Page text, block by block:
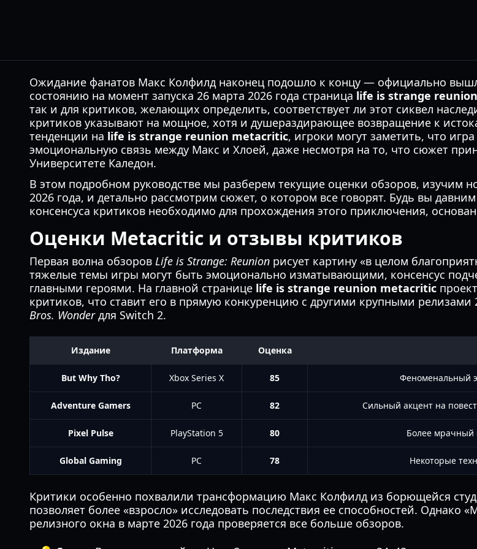
Ожидание фанатов Макс Колфилд наконец подошло к концу — официально
состоянию на момент запуска 26 марта 2026 года страница life is strange
так и для критиков, желающих определить, соответствует ли этот сиквел
критиков указывают на мощное, хотя и душераздирающее возвращение к
тенденции на life is strange reunion metacritic, игроки могут заметить, что
эмоциональную связь между Макс и Хлоей, даже несмотря на то, что сюжет
Университете Каледон.
В этом подробном руководстве мы разберем текущие оценки обзоров, изучим
2026 года, и детально рассмотрим сюжет, о котором все говорят. Будь вы
консенсуса критиков необходимо для прохождения этого приключения,
Оценки Metacritic и отзывы критиков
Первая волна обзоров Life is Strange: Reunion рисует картину «в целом
тяжелые темы игры могут быть эмоционально изматывающими, консенсус
главными героями. На главной странице life is strange reunion metacritic
критиков, что ставит его в прямую конкуренцию с другими крупными релизами
Bros. Wonderдля Switch 2.
Издание Платформа Оценка
But Why Tho? Xbox Series X 85 Феноменальный
Adventure Gamers PC 82 Сильный акцент на
Pixel Pulse PlayStation 5 80 Более мрачный
Global Gaming PC 78 Некоторые
Критики особенно похвалили трансформацию Макс Колфилд из борющейся
позволяет более «взросло» исследовать последствия ее способностей. Однако
релизного окна в марте 2026 года проверяется все больше обзоров.